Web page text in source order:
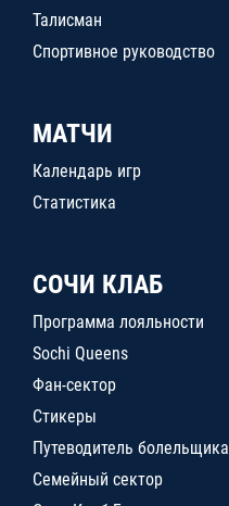
Талисман
Спортивное руководство
МАТЧИ
Календарь игр
Статистика
СОЧИ КЛАБ
Программа лояльности
Sochi Queens
Фан-сектор
Стикеры
Путеводитель болельщика
Семейный сектор